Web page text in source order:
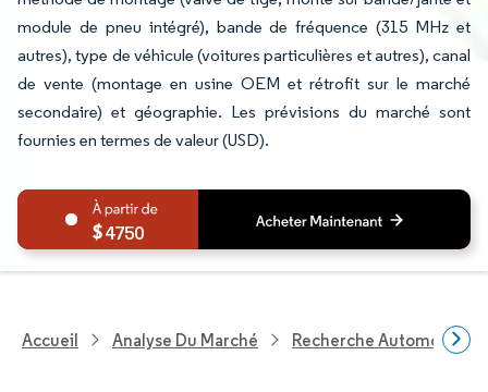
module de pneu intégré), bande de fréquence (315 MHz et
autres), type de véhicule (voitures particulières et autres), canal
de vente (montage en usine OEM et rétrofit sur le marché
secondaire) et géographie. Les prévisions du marché sont
fournies en termes de valeur (USD).
4750
Accueil Analyse Du Marché Recherche Automobile